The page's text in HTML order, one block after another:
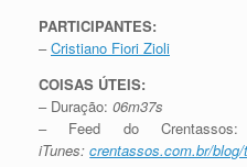
PARTICIPANTES:
–Cristiano Fiori Zioli
COISAS ÚTEIS:
– Duração: 06m37s
– Feed do
iTunes:crentassos.com.br/